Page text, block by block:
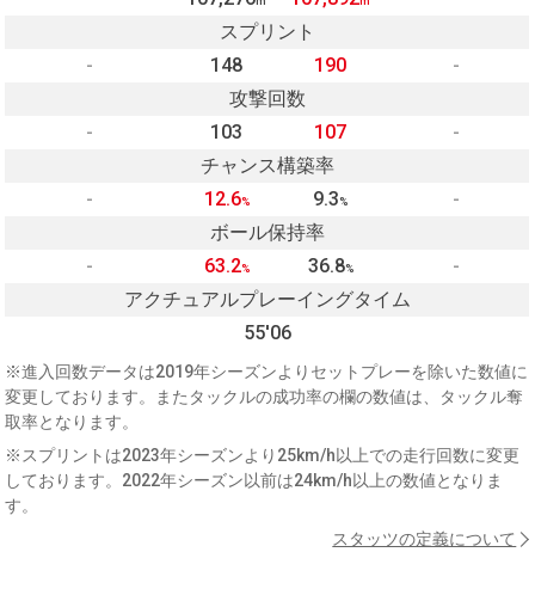
スプリント
-
148 190
-
攻撃回数
-
103 107
-
チャンス構築率
-
12.6% 9.3%
-
ボール保持率
-
63.2% 36.8%
-
アクチュアルプレーイングタイム
55'06
※進入回数データは2019年シーズンよりセットプレーを除いた数値に
変更しております。またタックルの成功率の欄の数値は、タックル奪
取率となります。
※スプリントは2023年シーズンより25km/h以上での走行回数に変更
しております。2022年シーズン以前は24km/h以上の数値となりま
す。
スタッツの定義について